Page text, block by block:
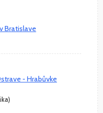
Bratislave
- Hrabůvke